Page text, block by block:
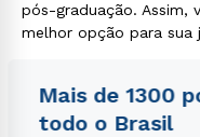
pós-graduação. Assim,
melhor opção para sua
Mais de 1300
todo o Brasil